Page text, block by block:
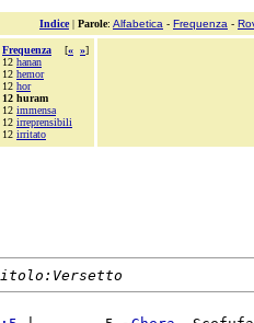
Indice| Parole: Alfabetica - Frequenza -
Frequenza [« »]
12 hanan
12 hemor
12 hor
12 huram
12 immensa
12 irreprensibili
12 irritato